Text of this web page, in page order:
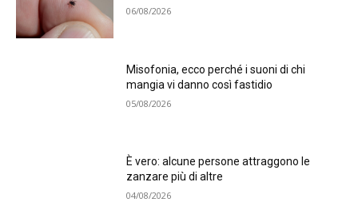
06/08/2026
Misofonia, ecco perché i suoni di chi
mangia vi danno così fastidio
05/08/2026
È vero: alcune persone attraggono le
zanzare più di altre
04/08/2026